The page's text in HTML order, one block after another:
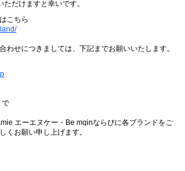
だけますと幸いです。
こちら
わせにつきましては、下記までお願いいたします。
で
エーエヌケー・Be mqinならびに各ブランドをご
くお願い申し上げます。